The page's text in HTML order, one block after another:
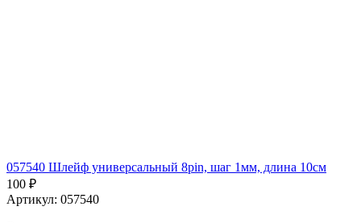
057540 Шлейф универсальный 8pin, шаг 1мм, длина 10см
100 ₽
Артикул: 057540